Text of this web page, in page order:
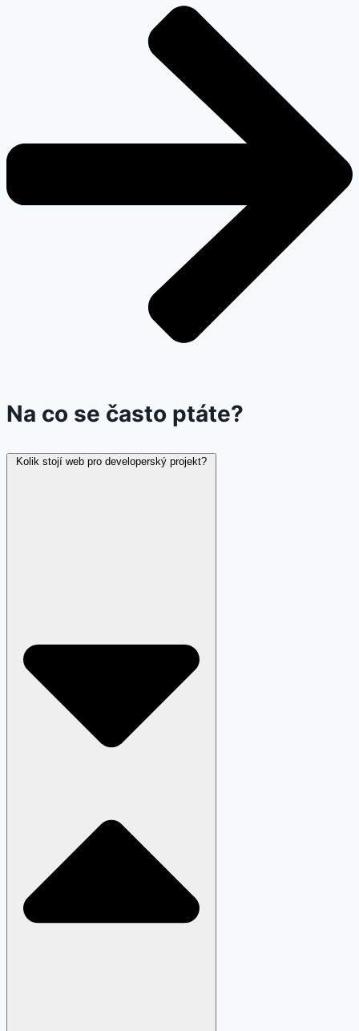
Na co se často ptáte?
Kolik stojí web pro developerský projekt?